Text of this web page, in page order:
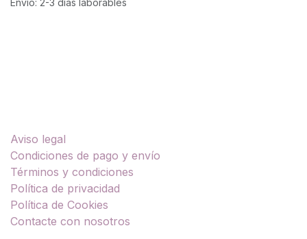
Envío: 2-3 días laborables
Aviso legal
Condiciones de pago y envío
Términos y condiciones
Política de privacidad
Política de Cookies
Contacte con nosotros